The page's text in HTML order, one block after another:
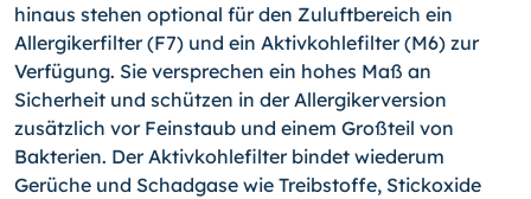
hinaus stehen optional für den Zuluftbereich ein
Allergikerfilter (F7) und ein Aktivkohlefilter (M6) zur
Verfügung. Sie versprechen ein hohes Maß an
Sicherheit und schützen in der Allergi­kerversion
zusätzlich vor Feinstaub und einem Großteil von
Bakterien. Der Aktivkohle­filter bindet wiederum
Gerüche und Schadgase wie Treibstoffe, Stickoxide